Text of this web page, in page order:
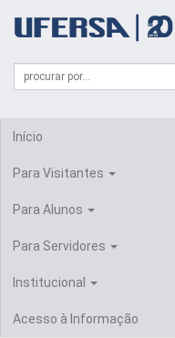
portal
UFERSA
Formulário
Busca
Campo
de
Início
Para Visitantes
Para Alunos
Para Servidores
Institucional
Acesso à Informação